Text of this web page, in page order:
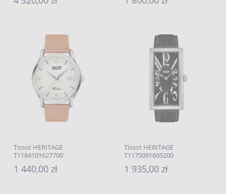
Tissot HERITAGE
T1184101627700
1 440,00 zł
Tissot HERITAGE
T1175091605200
1 935,00 zł